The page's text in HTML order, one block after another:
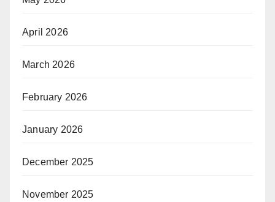
April 2026
March 2026
February 2026
January 2026
December 2025
November 2025